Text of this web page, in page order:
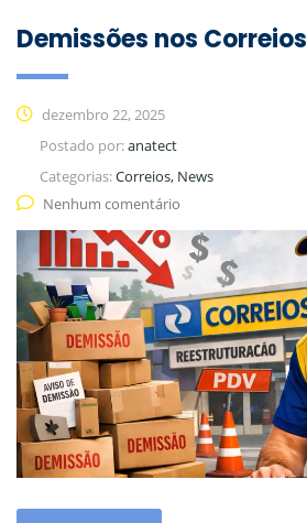
Demissões nos Correios
dezembro 22, 2025
Postado por:anatect
Categorias:Correios, News
Nenhum comentário